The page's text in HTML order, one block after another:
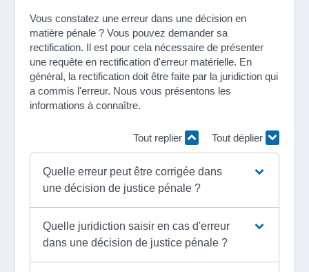
Vous constatez une erreur dans une décision en
matière pénale ? Vous pouvez demander sa
rectification. Il est pour cela nécessaire de présenter
une requête en rectification d'erreur matérielle. En
général, la rectification doit être faite par la juridiction qui
a commis l'erreur. Nous vous présentons les
informations à connaître.
Tout replier Tout déplier
Quelle erreur peut être corrigée dans
une décision de justice pénale ?
Quelle juridiction saisir en cas d'erreur
dans une décision de justice pénale ?